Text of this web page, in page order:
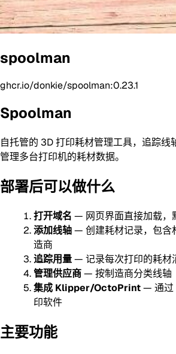
spoolman
ghcr.io/donkie/spoolman:0.23.1
Spoolman
自托管的 3D 打印耗材管理工具，追踪线
管理多台打印机的耗材数据。
部署后可以做什么
打开域名 — 网页界面直接加载，
添加线轴— 创建耗材记录，包含
造商
追踪用量— 记录每次打印的耗材
管理供应商— 按制造商分类线轴
集成 Klipper/OctoPrint— 通过
印软件
主要功能